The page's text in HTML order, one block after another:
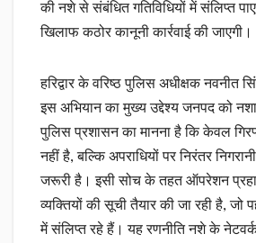
की नशे से संबंधित गतिविधियों में संलिप्त
खिलाफ कठोर कानूनी कार्रवाई की जाएगी।
हरिद्वार के वरिष्ठ पुलिस अधीक्षक नवनीत
इस अभियान का मुख्य उद्देश्य जनपद को
पुलिस प्रशासन का मानना है कि केवल
नहीं है, बल्कि अपराधियों पर निरंतर
जरूरी है। इसी सोच के तहत ऑपरेशन
व्यक्तियों की सूची तैयार की जा रही है, जो
में संलिप्त रहे हैं। यह रणनीति नशे के